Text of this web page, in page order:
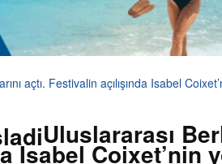
açtı. Festivalin açılışında Isabel
Uluslararası
Isabel